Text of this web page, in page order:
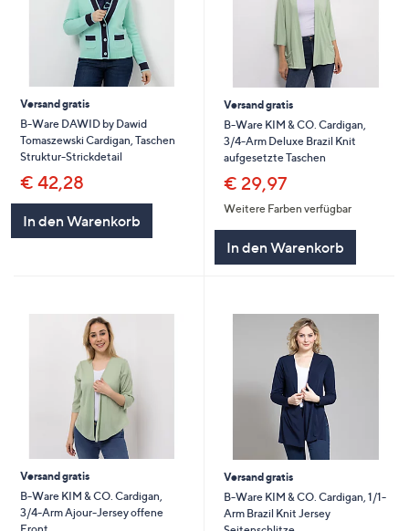
Versand gratis
B-Ware DAWID by Dawid
Tomaszewski Cardigan, Taschen
Struktur-Strickdetail
€ 42,28
In den Warenkorb
Versand gratis
B-Ware KIM & CO. Cardigan,
3/4-Arm Deluxe Brazil Knit
aufgesetzte Taschen
€ 29,97
Weitere Farben verfügbar
In den Warenkorb
Versand gratis
B-Ware KIM & CO. Cardigan,
3/4-Arm Ajour-Jersey offene
Versand gratis
B-Ware KIM & CO. Cardigan, 1/1-
Arm Brazil Knit Jersey